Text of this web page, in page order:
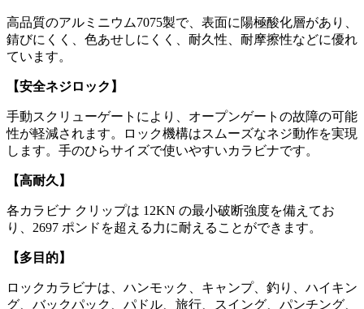
高品質のアルミニウム7075製で、表面に陽極酸化層があり、
錆びにくく、色あせしにくく、耐久性、耐摩擦性などに優れ
ています。
【安全ネジロック】
手動スクリューゲートにより、オープンゲートの故障の可能
性が軽減されます。ロック機構はスムーズなネジ動作を実現
します。手のひらサイズで使いやすいカラビナです。
【高耐久】
各カラビナ クリップは 12KN の最小破断強度を備えてお
り、2697 ポンドを超える力に耐えることができます。
【多目的】
ロックカラビナは、ハンモック、キャンプ、釣り、ハイキン
グ、バックパック、パドル、旅行、スイング、パンチング、